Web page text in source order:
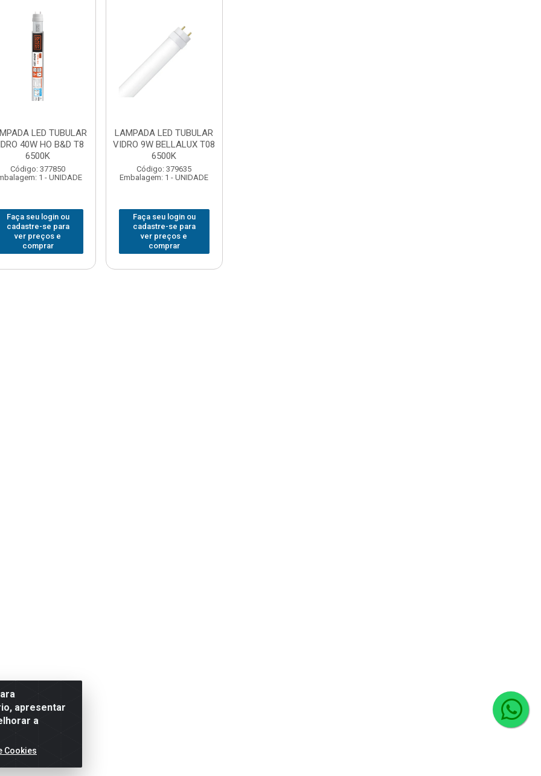
LED TUBULAR
40W HO B&D T8
6500K
Código: 377850
1 - UNIDADE
Faça seu login ou
cadastre-se para
ver preços e
comprar
LAMPADA LED TUBULAR
VIDRO 9W BELLALUX T08
6500K
Código: 379635
Embalagem: 1 - UNIDADE
Faça seu login ou
cadastre-se para
ver preços e
comprar
apresentar
a
Cookies